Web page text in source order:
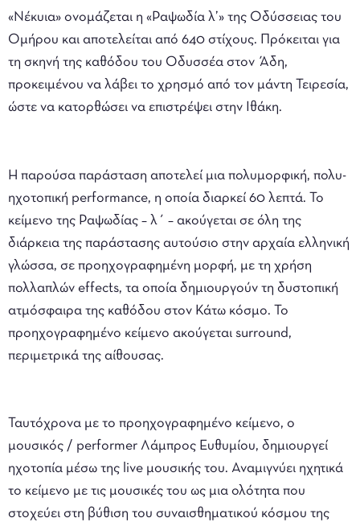
«Νέκυια» ονομάζεται η «Ραψωδία λ’» της Οδύσσειας του
Ομήρου και αποτελείται από 640 στίχους. Πρόκειται για
τη σκηνή της καθόδου του Οδυσσέα στον Άδη,
προκειμένου να λάβει το χρησμό από τον μάντη Τειρεσία,
ώστε να κατορθώσει να επιστρέψει στην Ιθάκη.
Η παρούσα παράσταση αποτελεί μια πολυμορφική, πολυ-
ηχοτοπική performance, η οποία διαρκεί 60 λεπτά. Το
κείμενο της Ραψωδίας – λ΄ – ακούγεται σε όλη της
διάρκεια της παράστασης αυτούσιο στην αρχαία ελληνική
γλώσσα, σε προηχογραφημένη μορφή, με τη χρήση
πολλαπλών effects, τα οποία δημιουργούν τη δυστοπική
ατμόσφαιρα της καθόδου στον Κάτω κόσμο. Το
προηχογραφημένο κείμενο ακούγεται surround,
περιμετρικά της αίθουσας.
Ταυτόχρονα με το προηχογραφημένο κείμενο, ο
μουσικός / performer Λάμπρος Ευθυμίου, δημιουργεί
ηχοτοπία μέσω της live μουσικής του. Αναμιγνύει ηχητικά
το κείμενο με τις μουσικές του ως μια ολότητα που
στοχεύει στη βύθιση του συναισθηματικού κόσμου της